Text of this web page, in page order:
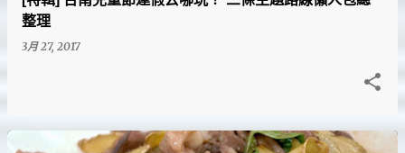
整理
3月 27, 2017